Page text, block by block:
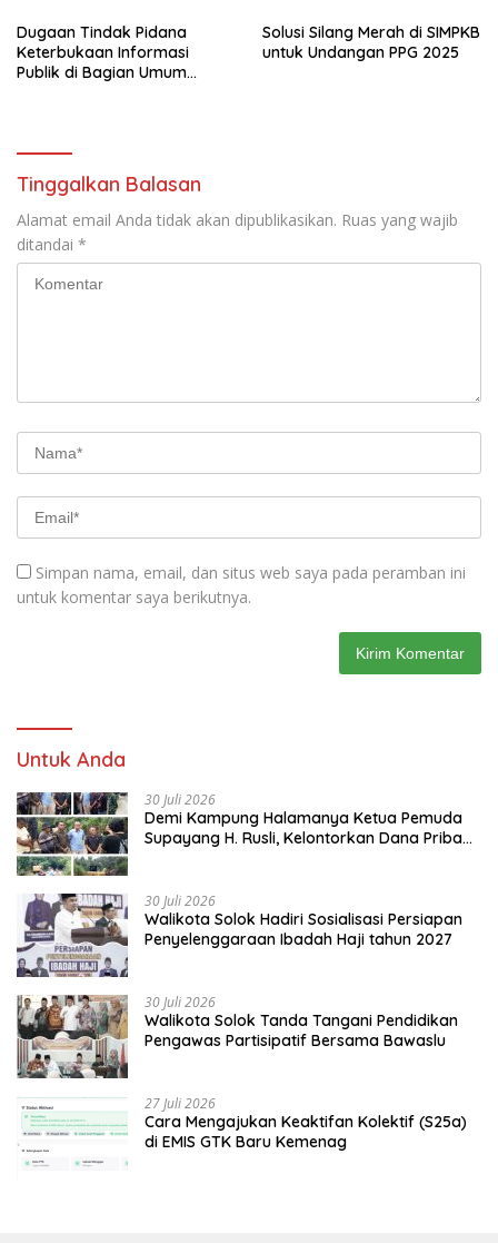
Dugaan Tindak Pidana
Keterbukaan Informasi
Publik di Bagian Umum
Solusi Silang Merah di SIMPKB
untuk Undangan PPG 2025
Tinggalkan Balasan
Alamat email Anda tidak akan dipublikasikan. Ruas yang wajib
ditandai *
Simpan nama, email, dan situs web saya pada peramban ini
untuk komentar saya berikutnya.
Untuk Anda
30 Juli 2026
Demi Kampung Halamanya Ketua Pemuda
Supayang H. Rusli, Kelontorkan Dana Pribadi
30 Juli 2026
Walikota Solok Hadiri Sosialisasi Persiapan
Penyelenggaraan Ibadah Haji tahun 2027
30 Juli 2026
Walikota Solok Tanda Tangani Pendidikan
Pengawas Partisipatif Bersama Bawaslu
27 Juli 2026
Cara Mengajukan Keaktifan Kolektif (S25a)
di EMIS GTK Baru Kemenag